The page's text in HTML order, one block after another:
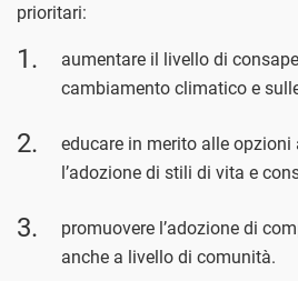
prioritari:
aumentare il livello di
cambiamento climatico e
educare in merito alle opzioni
l’adozione di stili di vita e
promuovere l’adozione di
anche a livello di comunità.